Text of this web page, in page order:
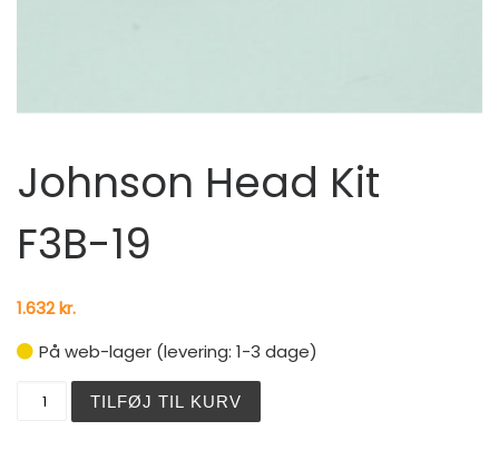
Johnson Head Kit
F3B-19
1.632kr.
På web-lager (levering: 1-3 dage)
TILFØJ TIL KURV